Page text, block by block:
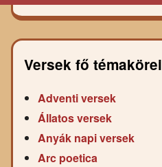
Versek fő témakörei
Adventi versek
Állatos versek
Anyák napi versek
Arc poetica